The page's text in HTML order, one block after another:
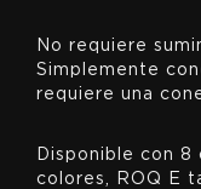
No requiere
Simplemente
requiere una
Disponible con 8
colores, ROQ E